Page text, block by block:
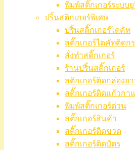
พิมพ์สติ๊กเกอร์ระบบ
ปริ้นสติกเกอร์พิเศษ
ปริ้นสติ๊กเกอร์ไดคัท
สติ๊กเกอร์ไดคัทติดก
สั่งทำสติ๊กเกอร์
ร้านปริ้นสติ๊กเกอร์
สติกเกอร์ติดกล่องอ
สติ๊กเกอร์ติดแก้วกา
พิมพ์สติ๊กเกอร์ด่วน
สติ๊กเกอร์สินค้า
สติ๊กเกอร์ติดขวด
สติ๊กเกอร์ติดบัตร